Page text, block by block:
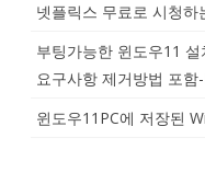
넷플릭스 무료로 시청
부팅가능한 윈도우11
요구사항 제거방법 포함
윈도우11PC에 저장된